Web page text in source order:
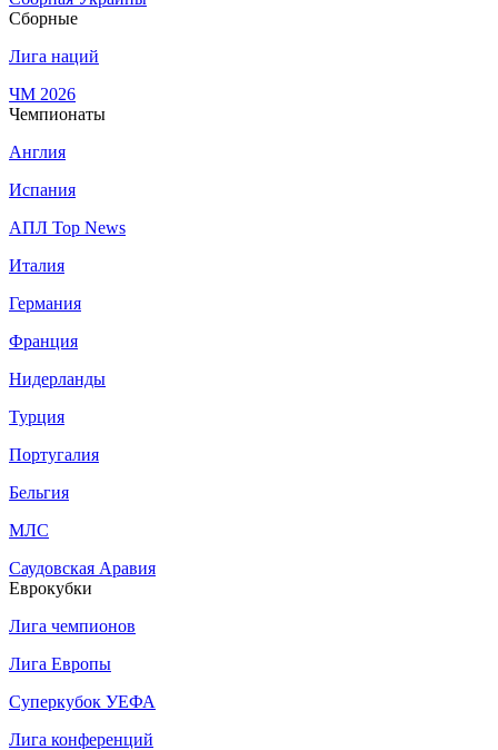
Сборные
Лига наций
ЧМ 2026
Чемпионаты
Англия
Испания
АПЛ Top News
Италия
Германия
Франция
Нидерланды
Турция
Португалия
Бельгия
МЛС
Саудовская Аравия
Еврокубки
Лига чемпионов
Лига Европы
Суперкубок УЕФА
Лига конференций